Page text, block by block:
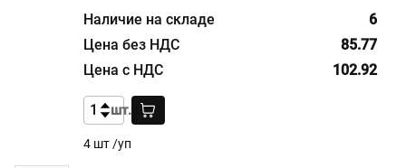
6
4 шт /уп
85.77
102.92
шт.